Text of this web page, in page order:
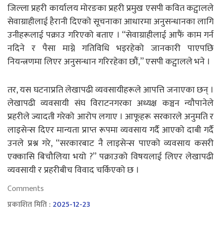
जिल्ला प्रहरी कार्यालय मोरङका प्रहरी प्रमुख एसपी कवित कट्वालले
सेवाग्राहीलाई हैरानी दिएको सूचनाका आधारमा अनुसन्धानका लागि
उनीहरूलाई पक्राउ गरिएको बताए । “सेवाग्राहीलाई आफैं काम गर्न
नदिने र पैसा माग्ने गतिविधि भइरहेको जानकारी पाएपछि
नियन्त्रणमा लिएर अनुसन्धान गरिरहेका छौं,” एसपी कट्वालले भने ।
तर, यस घटनाप्रति लेखापढी व्यवसायीहरूले आपत्ति जनाएका छन् ।
लेखापढी व्यवसायी संघ विराटनगरका अध्यक्ष कञ्चन न्यौपानेले
प्रहरीले ज्यादती गरेको आरोप लगाए । आफूहरू सरकारले अनुमति र
लाइसेन्स दिएर मान्यता प्राप्त रूपमा व्यवसाय गर्दै आएको दाबी गर्दै
उनले प्रश्न गरे, “सरकारबाट नै लाइसेन्स पाएको व्यवसाय कसरी
एक्कासि बिचौलिया भयो ?” पक्राउको विषयलाई लिएर लेखापढी
व्यवसायी र प्रहरीबीच विवाद चर्किएको छ ।
Comments
प्रकाशित मिति :2025-12-23